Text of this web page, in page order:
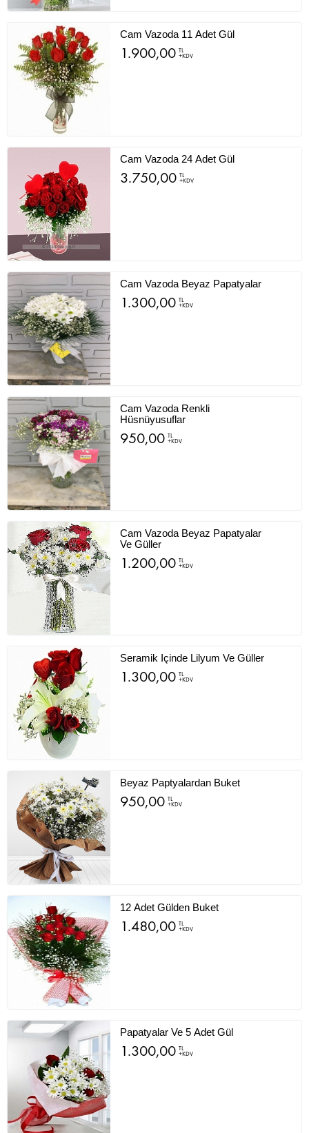
Cam Vazoda 11 Adet Gül
1.900,00 TL
+KDV
Cam Vazoda 24 Adet Gül
3.750,00 TL
+KDV
Cam Vazoda Beyaz Papatyalar
1.300,00 TL
+KDV
Cam Vazoda Renkli
Hüsnüyusuflar
950,00 TL
+KDV
Cam Vazoda Beyaz Papatyalar
Ve Güller
1.200,00 TL
+KDV
Seramik Içinde Lilyum Ve Güller
1.300,00 TL
+KDV
Beyaz Paptyalardan Buket
950,00 TL
+KDV
12 Adet Gülden Buket
1.480,00 TL
+KDV
Papatyalar Ve 5 Adet Gül
1.300,00 TL
+KDV